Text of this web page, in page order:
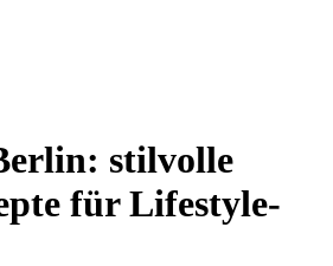
stilvolle
für Lifestyle-